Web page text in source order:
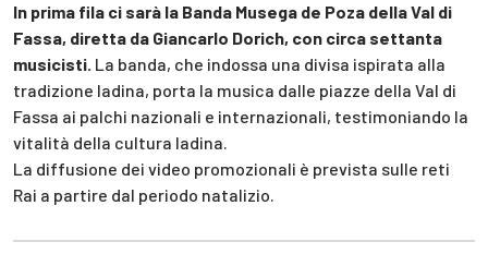
In prima fila ci sarà la Banda Musega de Poza della Val di
Fassa, diretta da Giancarlo Dorich, con circa settanta
musicisti. La banda, che indossa una divisa ispirata alla
tradizione ladina, porta la musica dalle piazze della Val di
Fassa ai palchi nazionali e internazionali, testimoniando la
vitalità della cultura ladina.
La diffusione dei video promozionali è prevista sulle reti
Rai a partire dal periodo natalizio.